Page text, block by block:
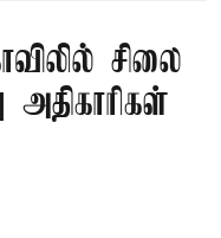
சிலை
அதிகாரிகள்